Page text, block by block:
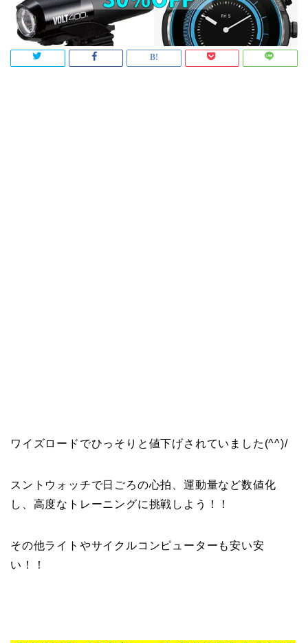
ワイズロードでひっそりと値下げされていました(^^)/
スントウォッチで日ごろの心拍、運動量など数値化
し、高度なトレーニングに挑戦しよう！！
その他ライトやサイクルコンピューターも安い安
い！！